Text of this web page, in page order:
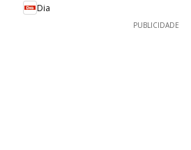
Dia
PUBLICIDADE